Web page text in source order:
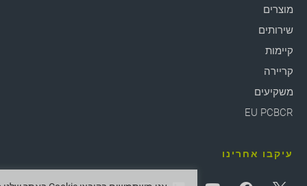
מוצרים
שירותים
קיימות
קריירה
משקיעים
EU PCBCR
עיקבו אחרינו